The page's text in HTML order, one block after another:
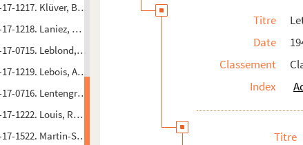
1217. Klüver, Billy
1218. Laniez, Gabriel
0715. Leblond, Ary
1219. Lebois, André
0716. Lentengre, Marie-Louise
1222. Louis, René
1522. Martin-Schmets, Victor
Titre
Date
Classement
Index
Titre